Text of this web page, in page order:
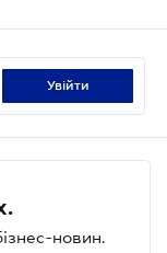
увійти
новин.